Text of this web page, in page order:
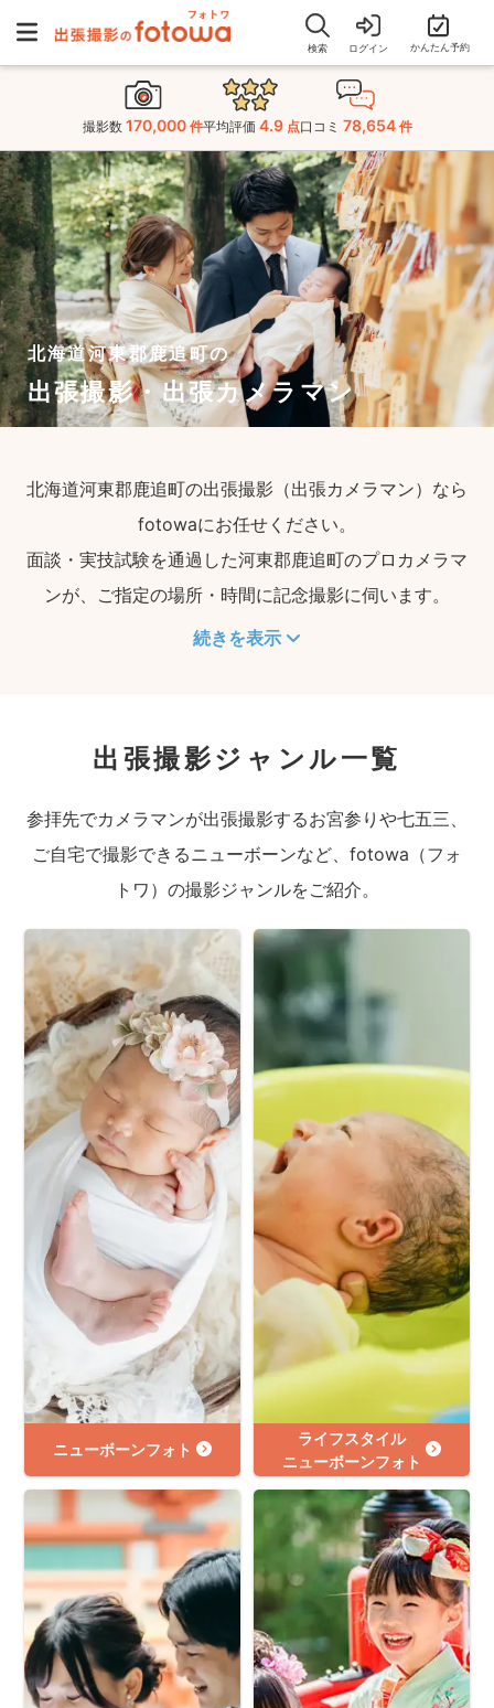
検索 ログイン かんたん予約
撮影数 170,000 件平均評価 4.9 点口コミ 78,654 件
北海道河東郡鹿追町の
出張撮影・出張カメラマン
北海道河東郡鹿追町の出張撮影（出張カメラマン）なら
fotowaにお任せください。
面談・実技試験を通過した河東郡鹿追町のプロカメラマ
ンが、ご指定の場所・時間に記念撮影に伺います。
続きを表示
出張撮影ジャンル一覧
参拝先でカメラマンが出張撮影するお宮参りや七五三、
ご自宅で撮影できるニューボーンなど、fotowa（フォ
トワ）の撮影ジャンルをご紹介。
ニューボーンフォト
ライフスタイル
ニューボーンフォト